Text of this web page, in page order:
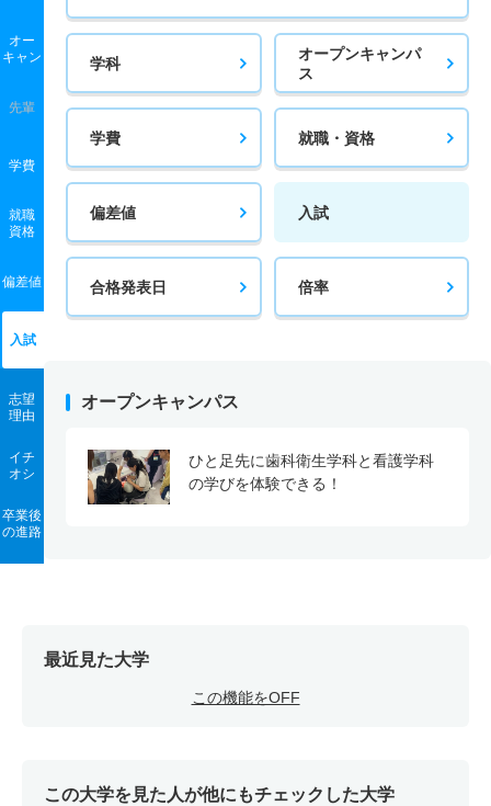
オー
キャン
先輩
学費
就職
資格
偏差値
入試
志望
理由
イチ
オシ
卒業後
の進路
学科
オープンキャンパ
ス
学費 就職・資格
偏差値 入試
合格発表日 倍率
オープンキャンパス
ひと足先に歯科衛生学科と看護学科
の学びを体験できる！
最近見た大学
この機能をOFF
この大学を見た人が他にもチェックした大学